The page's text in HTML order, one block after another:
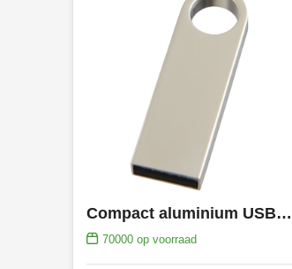
Compact aluminium USB-stick
70000op voorraad